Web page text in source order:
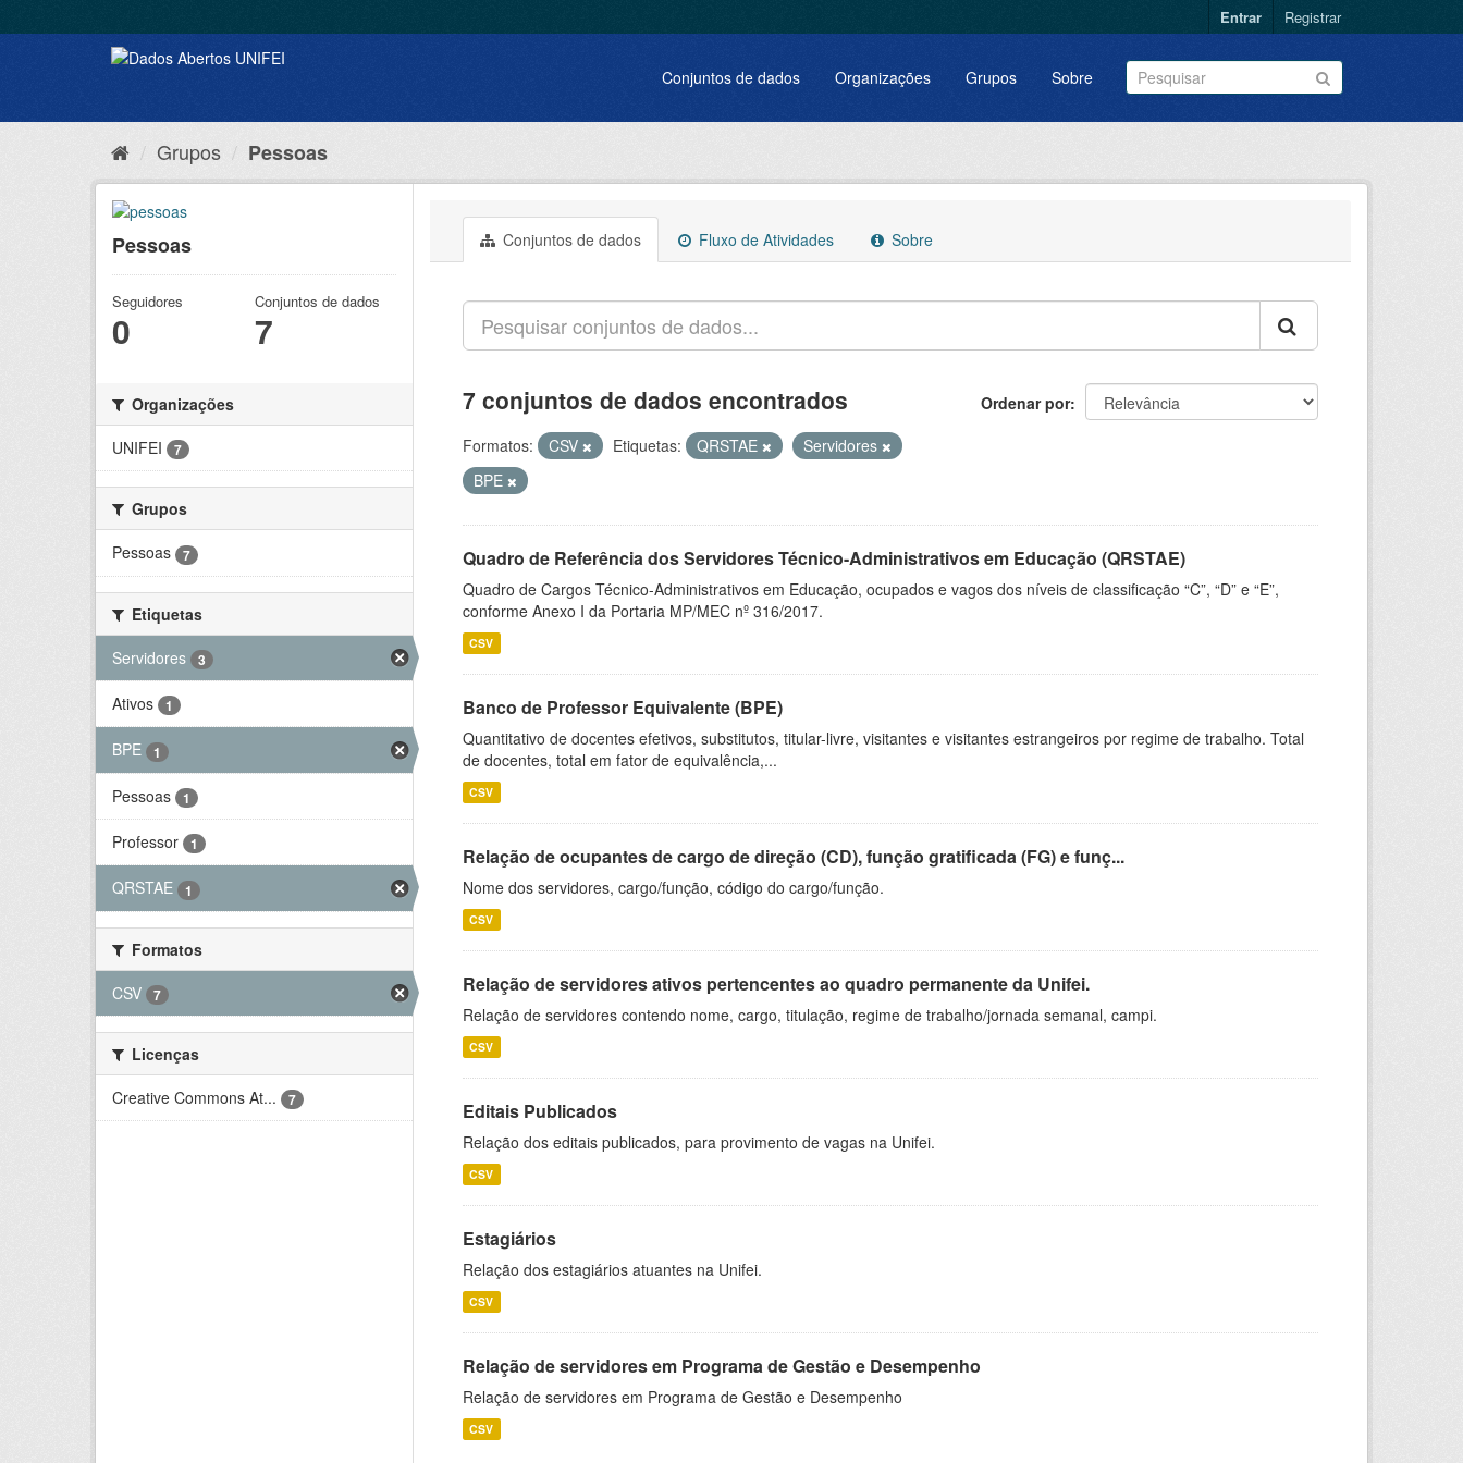
Entrar Registrar
Conjuntos de dados Organizações Grupos Sobre
Grupos Pessoas
Pessoas
Seguidores
0
Conjuntos de dados
7
Organizações
UNIFEI
7
Grupos
Pessoas
7
Etiquetas
Servidores
3
Ativos 1
BPE 1
Pessoas 1
Professor 1
QRSTAE 1
Formatos
CSV
7
Licenças
Creative Commons At...
7
Conjuntos de dados Fluxo de Atividades Sobre
Ordenar por
7 conjuntos de dados encontrados
Formatos: CSV Etiquetas: QRSTAE
Servidores
BPE
Quadro de Referência dos Servidores Técnico-Administrativos em Educação (QRSTAE)
Quadro de Cargos Técnico-Administrativos em Educação, ocupados e vagos dos níveis de classificação “C”, “D” e “E”,
conforme Anexo I da Portaria MP/MEC nº 316/2017.
CSV
Banco de Professor Equivalente (BPE)
Quantitativo de docentes efetivos, substitutos, titular-livre, visitantes e visitantes estrangeiros por regime de trabalho. Total
de docentes, total em fator de equivalência,...
CSV
Relação de ocupantes de cargo de direção (CD), função gratificada (FG) e funç...
Nome dos servidores, cargo/função, código do cargo/função.
CSV
Relação de servidores ativos pertencentes ao quadro permanente da Unifei.
Relação de servidores contendo nome, cargo, titulação, regime de trabalho/jornada semanal, campi.
CSV
Editais Publicados
Relação dos editais publicados, para provimento de vagas na Unifei.
CSV
Estagiários
Relação dos estagiários atuantes na Unifei.
CSV
Relação de servidores em Programa de Gestão e Desempenho
Relação de servidores em Programa de Gestão e Desempenho
CSV